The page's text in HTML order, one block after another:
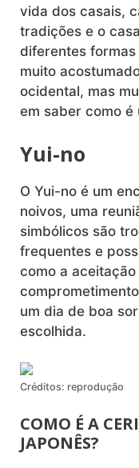
vida dos casais,
tradições e o
diferentes
muito
ocidental, mas
em saber como é
Yui-no
O Yui-no é um
noivos, uma
simbólicos são
frequentes e
como a
um dia de boa
escolhida.
Créditos: reprodução
COMO É A
JAPONÊS?